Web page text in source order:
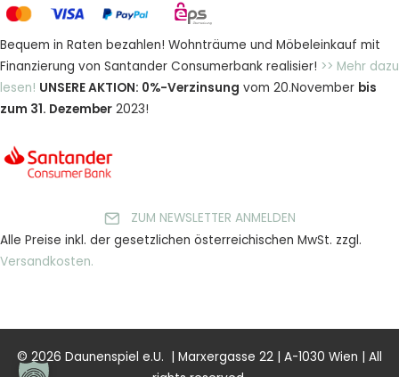
Bequem in Raten bezahlen! Wohnträume und Möbeleinkauf mit
Finanzierung von Santander Consumerbank realisier! >> Mehr dazu
lesen! UNSERE AKTION: 0%-Verzinsung vom 20.November bis
zum 31. Dezember 2023!
ZUM NEWSLETTER ANMELDEN
Alle Preise inkl. der gesetzlichen österreichischen MwSt. zzgl.
Versandkosten.
© 2026 Daunenspiel e.U. | Marxergasse 22 | A-1030 Wien | All